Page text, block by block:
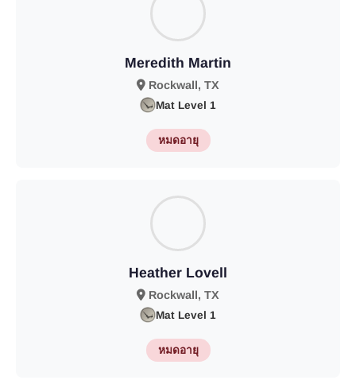
Meredith Martin
Rockwall, TX
Mat Level 1
หมดอายุ
Heather Lovell
Rockwall, TX
Mat Level 1
หมดอายุ